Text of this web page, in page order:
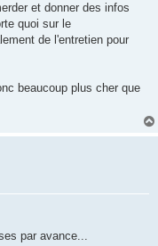
et donner des infos
quoi sur le
de l'entretien pour
beaucoup plus cher que
par avance...